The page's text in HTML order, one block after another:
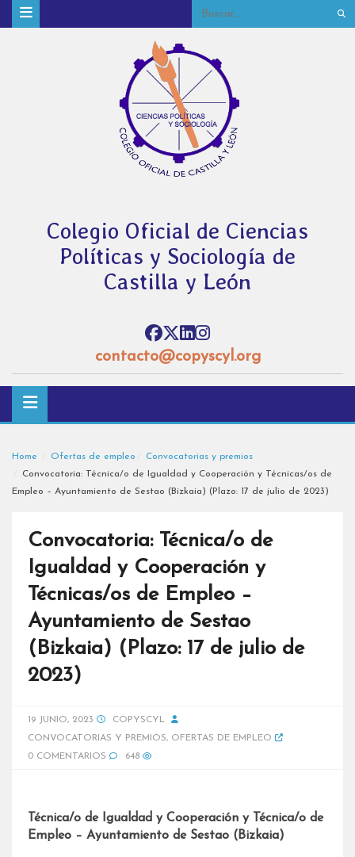
Colegio Oficial de Ciencias
Políticas y Sociología de
Castilla y León
contacto@copyscyl.org
Home Ofertas de empleo
Convocatorias y premios
Convocatoria: Técnica/o de Igualdad y Cooperación y Técnicas/os de
Empleo – Ayuntamiento de Sestao (Bizkaia) (Plazo: 17 de julio de 2023)
Convocatoria: Técnica/o de
Igualdad y Cooperación y
Técnicas/os de Empleo –
Ayuntamiento de Sestao
(Bizkaia) (Plazo: 17 de julio de
2023)
19 JUNIO, 2023
COPYSCYL
CONVOCATORIAS Y PREMIOS, OFERTAS DE EMPLEO
0 COMENTARIOS
648
Técnica/o de Igualdad y Cooperación y Técnica/o de
Empleo – Ayuntamiento de Sestao (Bizkaia)